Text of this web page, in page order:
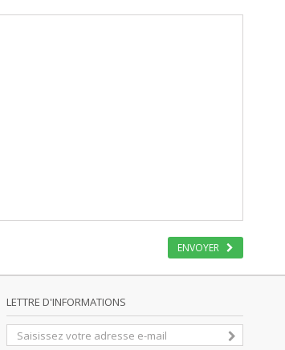
ENVOYER
LETTRE D'INFORMATIONS